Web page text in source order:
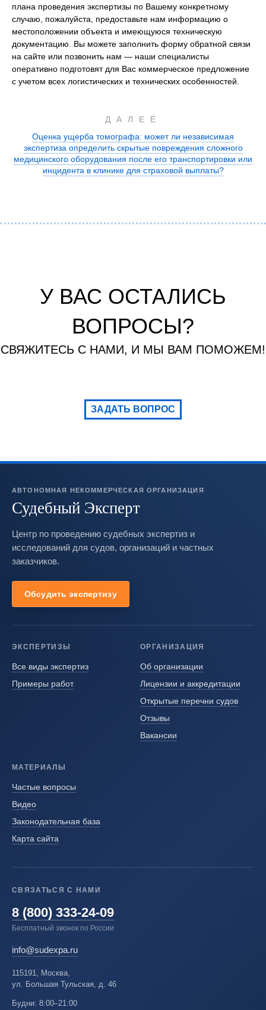
плана проведения экспертизы по Вашему конкретному
случаю, пожалуйста, предоставьте нам информацию о
местоположении объекта и имеющуюся техническую
документацию. Вы можете заполнить форму обратной связи
на сайте или позвонить нам — наши специалисты
оперативно подготовят для Вас коммерческое предложение
с учетом всех логистических и технических особенностей.
ДАЛЕЕ
Оценка ущерба томографа: может ли независимая
экспертиза определить скрытые повреждения сложного
медицинского оборудования после его транспортировки или
инцидента в клинике для страховой выплаты?
У ВАС ОСТАЛИСЬ
ВОПРОСЫ?
СВЯЖИТЕСЬ С НАМИ, И МЫ ВАМ ПОМОЖЕМ!
ЗАДАТЬ ВОПРОС
АВТОНОМНАЯ НЕКОММЕРЧЕСКАЯ ОРГАНИЗАЦИЯ
Судебный Эксперт
Центр по проведению судебных экспертиз и
исследований для судов, организаций и частных
заказчиков.
Обсудить экспертизу
ЭКСПЕРТИЗЫ
Все виды экспертиз
Примеры работ
ОРГАНИЗАЦИЯ
Об организации
Лицензии и аккредитации
Открытые перечни судов
Отзывы
Вакансии
МАТЕРИАЛЫ
Частые вопросы
Видео
Законодательная база
Карта сайта
СВЯЗАТЬСЯ С НАМИ
8 (800) 333-24-09
Бесплатный звонок по России
info@sudexpa.ru
115191, Москва,
ул. Большая Тульская, д. 46
Будни: 8:00–21:00